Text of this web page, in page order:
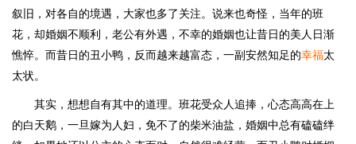
叙旧，对各自的境遇，大家也多了关注。说来也奇怪，当年的班
花，却婚姻不顺利，老公有外遇，不幸的婚姻也让昔日的美人日渐
憔悴。而昔日的丑小鸭，反而越来越富态，一副安然知足的幸福太
太状。
其实，想想自有其中的道理。班花受众人追捧，心态高高在上
的白天鹅，一旦嫁为人妇，免不了的柴米油盐，婚姻中总有磕磕绊